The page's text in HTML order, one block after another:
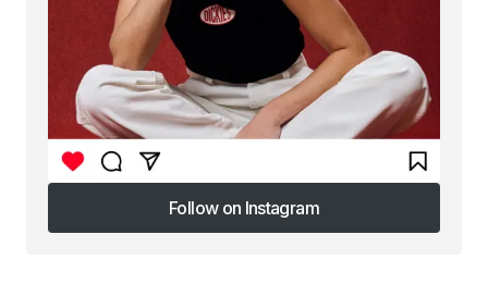
Follow on Instagram
Follow on Instagram